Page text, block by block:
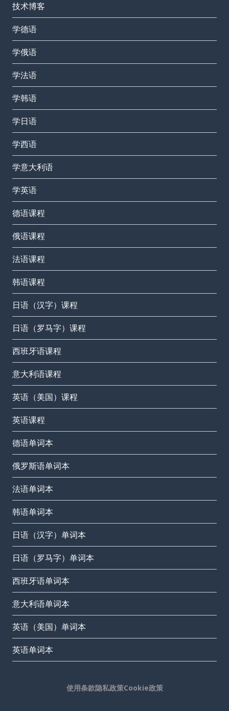
技术博客
学德语
学俄语
学法语
学韩语
学日语
学西语
学意大利语
学英语
德语课程
俄语课程
法语课程
韩语课程
日语（汉字）课程
日语（罗马字）课程
西班牙语课程
意大利语课程
英语（美国）课程
英语课程
德语单词本
俄罗斯语单词本
法语单词本
韩语单词本
日语（汉字）单词本
日语（罗马字）单词本
西班牙语单词本
意大利语单词本
英语（美国）单词本
英语单词本
使用条款隐私政策Cookie政策